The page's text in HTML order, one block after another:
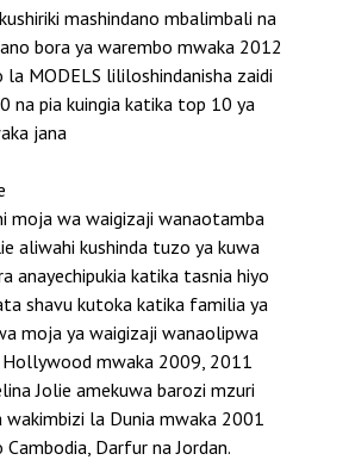
mashindano mbalimbali na
bora ya warembo mwaka 2012
la MODELS lililoshindanisha zaidi
na pia kuingia katika top 10 ya
jana
moja wa waigizaji wanaotamba
aliwahi kushinda tuzo ya kuwa
anayechipukia katika tasnia hiyo
shavu kutoka katika familia ya
moja ya waigizaji wanaolipwa
mwaka 2009, 2011
Jolie amekuwa barozi mzuri
wakimbizi la Dunia mwaka 2001
Darfur na Jordan.